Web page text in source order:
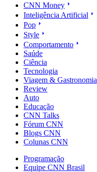
CNN Money
Inteligência Artificial
Pop
Style
Comportamento
Saúde
Ciência
Tecnologia
Viagem & Gastronomia
Review
Auto
Educação
CNN Talks
Fórum CNN
Blogs CNN
Colunas CNN
Programação
Equipe CNN Brasil